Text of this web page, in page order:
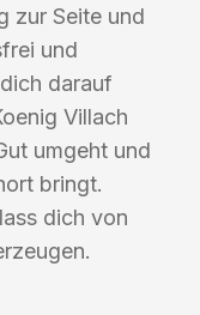
zur Seite und
und
darauf
Villach
umgeht und
bringt.
dich von